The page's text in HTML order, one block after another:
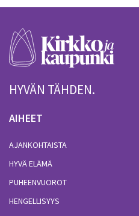
HYVÄN TÄHDEN.
AIHEET
AJANKOHTAISTA
HYVÄ ELÄMÄ
PUHEENVUOROT
HENGELLISYYS